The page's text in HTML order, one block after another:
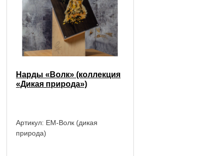
Нарды «Волк» (коллекция
«Дикая природа»)
Артикул: EM-Волк (дикая
природа)